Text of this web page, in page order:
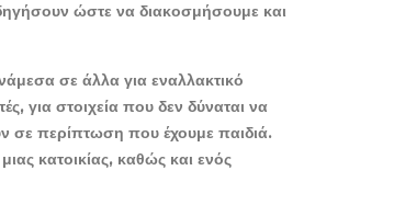
ώστε να διακοσμήσουμε και
σε άλλα για εναλλακτικό
για στοιχεία που δεν δύναται να
σε περίπτωση που έχουμε παιδιά.
κατοικίας, καθώς και ενός